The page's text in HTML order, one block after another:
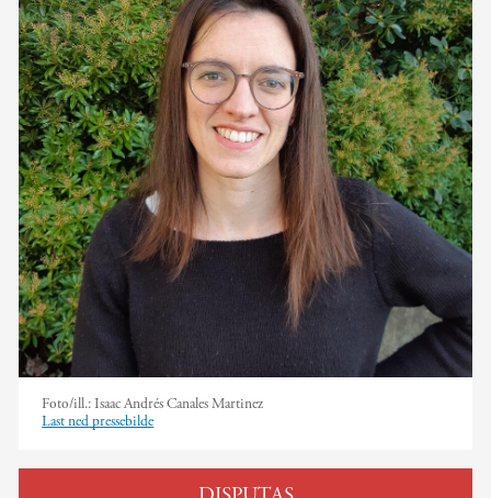
Foto/ill.:Isaac Andrés Canales Martinez
Last ned pressebilde